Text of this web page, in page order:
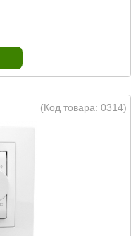
(Код товара: 0314)